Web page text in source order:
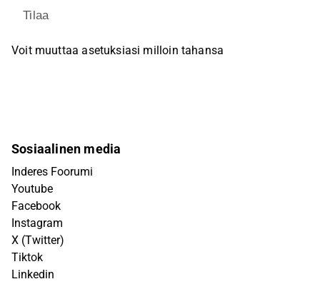
Tilaa
Voit muuttaa asetuksiasi milloin tahansa
Sosiaalinen media
Inderes Foorumi
Youtube
Facebook
Instagram
X (Twitter)
Tiktok
Linkedin